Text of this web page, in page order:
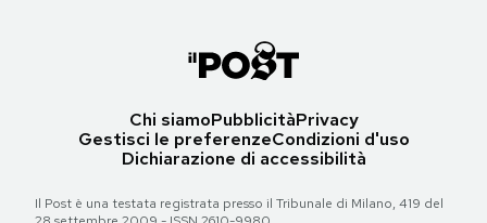
Chi siamoPubblicitàPrivacy
Gestisci le preferenzeCondizioni d'uso
Dichiarazione di accessibilità
Il Post è una testata registrata presso il Tribunale di Milano, 419 del